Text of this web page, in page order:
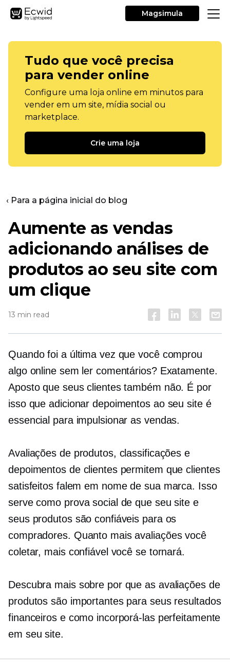
Magsimula
Tudo que você precisa
para vender online
Configure uma loja online em minutos para
vender em um site, mídia social ou
marketplace.
Crie uma loja
‹ Para a página inicial do blog
Aumente as vendas
adicionando análises de
produtos ao seu site com
um clique
13 min read
Quando foi a última vez que você comprou
algo online sem ler comentários? Exatamente.
Aposto que seus clientes também não. É por
isso que adicionar depoimentos ao seu site é
essencial para impulsionar as vendas.
Avaliações de produtos, classificações e
depoimentos de clientes permitem que clientes
satisfeitos falem em nome de sua marca. Isso
serve como prova social de que seu site e
seus produtos são confiáveis ​​para os
compradores. Quanto mais avaliações você
coletar, mais confiável você se tornará.
Descubra mais sobre por que as avaliações de
produtos são importantes para seus resultados
financeiros e como incorporá-las perfeitamente
em seu site.